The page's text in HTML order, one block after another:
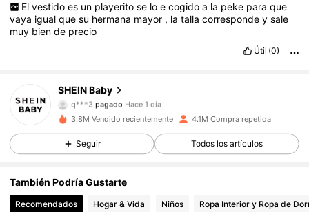
El vestido es un playerito se lo e cogido a la peke para que
vaya igualquesu hermana mayor , latallacorrespondeysale
muy biende precio
Útil (0)
SHEIN Baby
4,92
743K Seguidores
pagado
c***1seguido hace Hace 2 horas
4,92
4,92 743K Seguidores
3.8M Vendido recientemente 4.1M Compra repetida
Seguir Todos los artículos
También Podría Gustarte
Recomendados Hogar & Vida Niños Ropa Interior y Ropa de